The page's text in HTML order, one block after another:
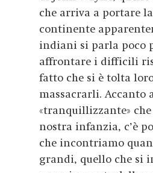
che arriva a portare
continente
indiani si parla poco
affrontare i difficili
fatto che si è tolta
massacrarli. Accanto
«tranquillizzante»
nostra infanzia, c’è
che incontriamo
grandi, quello che si